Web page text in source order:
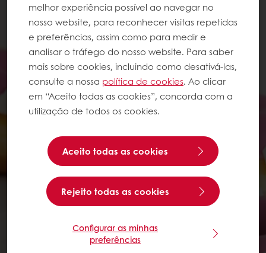
melhor experiência possível ao navegar no
nosso website, para reconhecer visitas repetidas
e preferências, assim como para medir e
analisar o tráfego do nosso website. Para saber
mais sobre cookies, incluindo como desativá-las,
consulte a nossa política de cookies. Ao clicar
em “Aceito todas as cookies”, concorda com a
utilização de todos os cookies.
Aceito todas as cookies
Rejeito todas as cookies
Configurar as minhas
preferências